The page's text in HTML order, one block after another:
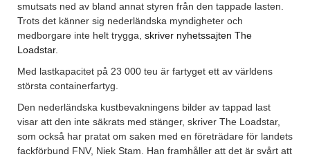
smutsats ned av bland annat styren från den tappade lasten.
Trots det känner sig nederländska myndigheter och
medborgare inte helt trygga, skriver nyhetssajten The
Loadstar.
Med lastkapacitet på 23 000 teu är fartyget ett av världens
största containerfartyg.
Den nederländska kustbevakningens bilder av tappad last
visar att den inte säkrats med stänger, skriver The Loadstar,
som också har pratat om saken med en företrädare för landets
fackförbund FNV, Niek Stam. Han framhåller att det är svårt att